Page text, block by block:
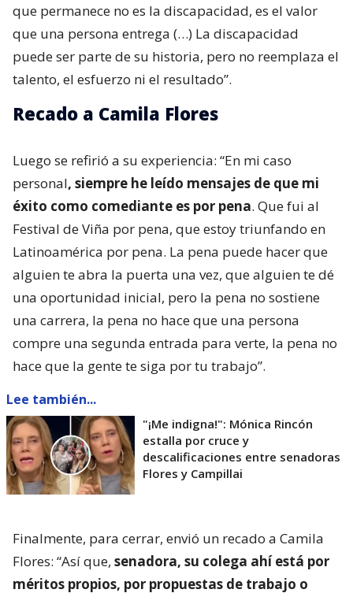
que permanece no es la discapacidad, es el valor
que una persona entrega (…) La discapacidad
puede ser parte de su historia, pero no reemplaza el
talento, el esfuerzo ni el resultado”.
Recado a Camila Flores
Luego se refirió a su experiencia: “En mi caso
personal, siempre he leído mensajes de que mi
éxito como comediante es por pena. Que fui al
Festival de Viña por pena, que estoy triunfando en
Latinoamérica por pena. La pena puede hacer que
alguien te abra la puerta una vez, que alguien te dé
una oportunidad inicial, pero la pena no sostiene
una carrera, la pena no hace que una persona
compre una segunda entrada para verte, la pena no
hace que la gente te siga por tu trabajo”.
Lee también...
"¡Me indigna!": Mónica Rincón
estalla por cruce y
descalificaciones entre senadoras
Flores y Campillai
Finalmente, para cerrar, envió un recado a Camila
Flores: “Así que, senadora, su colega ahí está por
méritos propios, por propuestas de trabajo o